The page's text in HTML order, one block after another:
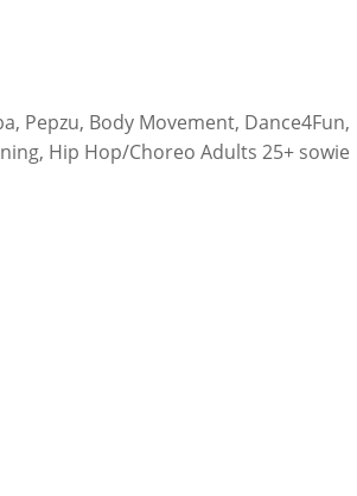
Pepzu, Body Movement, Dance4Fun,
Hip Hop/Choreo Adults 25+ sowie